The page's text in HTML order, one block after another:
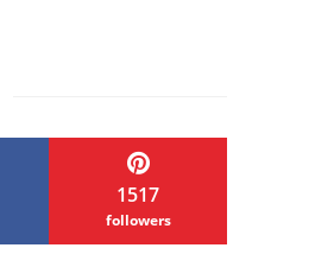
1517
followers